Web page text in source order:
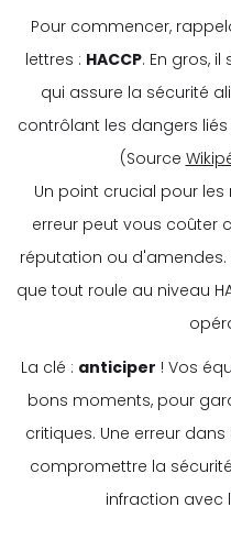
Pour commencer,
lettres : HACCP. En gros,
qui assure la sécurité
contrôlant les dangers
(Source
Un point crucial pour
erreur peut vous coûter
réputation ou d'amendes.
que tout roule au niveau
La clé : anticiper ! Vos
bons moments, pour
critiques. Une erreur
compromettre la
infraction avec